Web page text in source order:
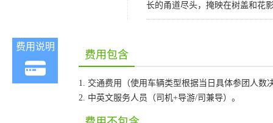
长的甬道尽头，掩映在树盖和花
费用说明
费用包含
1. 交通费用（使用车辆类型根据当日具体参团人数
2. 中英文服务人员（司机+导游/司兼导）。